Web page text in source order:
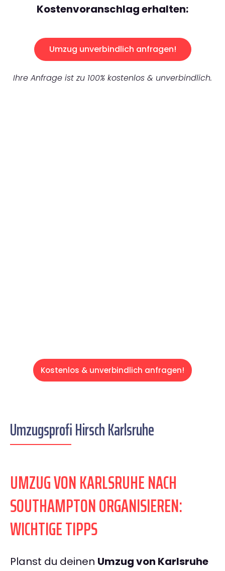
Kostenvoranschlag erhalten:
Umzug unverbindlich anfragen!
Ihre Anfrage ist zu 100% kostenlos & unverbindlich.
Kostenlos & unverbindlich anfragen!
Umzugsprofi Hirsch Karlsruhe
UMZUG VON KARLSRUHE NACH
SOUTHAMPTON ORGANISIEREN:
WICHTIGE TIPPS
Planst du deinen Umzug von Karlsruhe